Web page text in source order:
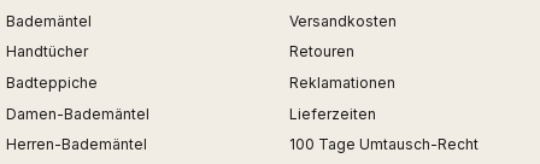
Bademäntel
Handtücher
Badteppiche
Damen-Bademäntel
Herren-Bademäntel
Versandkosten
Retouren
Reklamationen
Lieferzeiten
100 Tage Umtausch-Recht